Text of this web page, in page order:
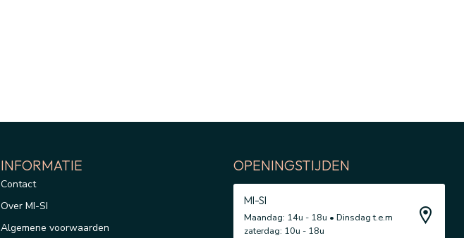
INFORMATIE
Contact
Over MI-SI
Algemene voorwaarden
OPENINGSTIJDEN
MI-SI
Maandag: 14u - 18u • Dinsdag t.e.m
zaterdag: 10u - 18u